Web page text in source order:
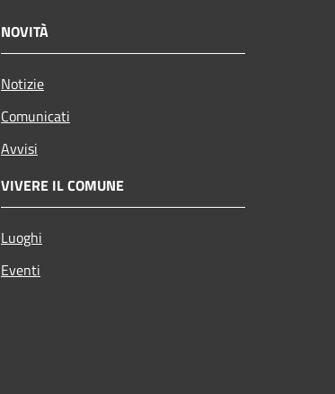
NOVITÀ
Notizie
Comunicati
Avvisi
VIVERE IL COMUNE
Luoghi
Eventi